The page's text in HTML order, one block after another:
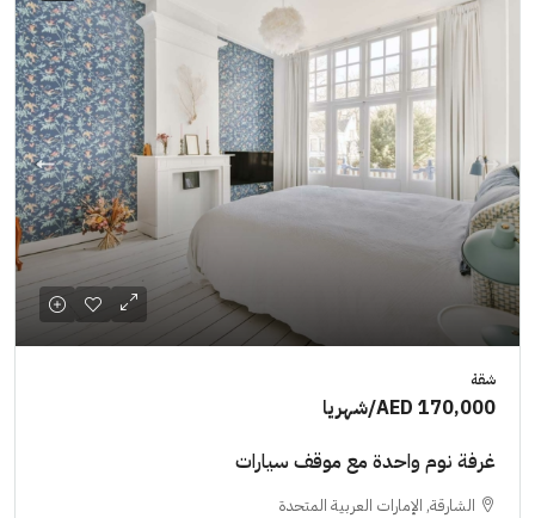
شقة
AED 170,000/شهريا
غرفة نوم واحدة مع موقف سيارات
الشارقة, الإمارات العربية المتحدة